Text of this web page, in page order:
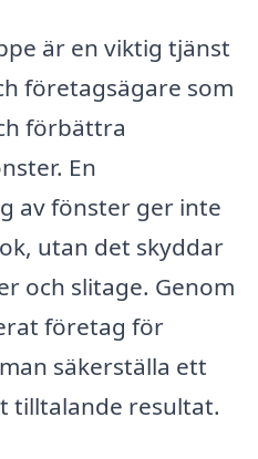
är en viktig tjänst
företagsägare som
förbättra
En
av fönster ger inte
utan det skyddar
och slitage. Genom
företag för
säkerställa ett
tilltalande resultat.